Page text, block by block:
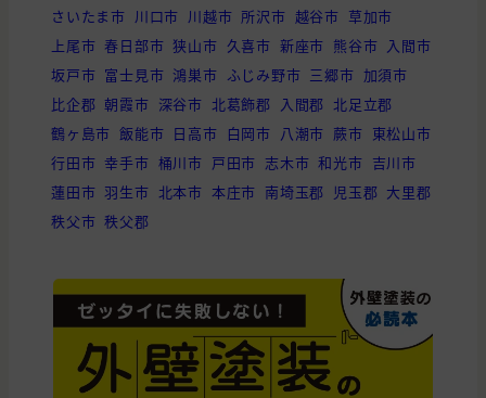
さいたま市 川口市 川越市 所沢市 越谷市 草加市
上尾市 春日部市 狭山市 久喜市 新座市 熊谷市 入間市
坂戸市 富士見市 鴻巣市 ふじみ野市 三郷市 加須市
比企郡 朝霞市 深谷市 北葛飾郡 入間郡 北足立郡
鶴ヶ島市 飯能市 日高市 白岡市 八潮市 蕨市 東松山市
行田市 幸手市 桶川市 戸田市 志木市 和光市 吉川市
蓮田市 羽生市 北本市 本庄市 南埼玉郡 児玉郡 大里郡
秩父市 秩父郡